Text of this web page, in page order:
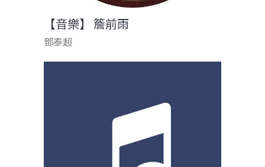
【音樂】 簷前雨
鄧泰超